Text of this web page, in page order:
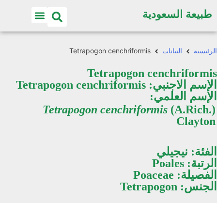
طبيعة السعودية
الرئيسية النباتات Tetrapogon cenchriformis
Tetrapogon cenchriformis
الإسم الاجنبي: Tetrapogon cenchriformis
الإسم العلمي:
Tetrapogon cenchriformis (A.Rich.)
Clayton
الفئة: نيجيلي
الرتبة: Poales
الفصيلة: Poaceae
الجنس: Tetrapogon